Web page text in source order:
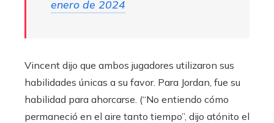
enero de 2024
Vincent dijo que ambos jugadores utilizaron sus
habilidades únicas a su favor. Para Jordan, fue su
habilidad para ahorcarse. (“No entiendo cómo
permaneció en el aire tanto tiempo”, dijo atónito el